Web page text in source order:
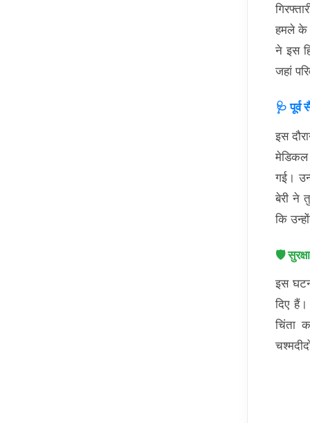
हमले के
ने इस
जहां
🩺 पूर्व
इस
मेडिकल
गई।
बेरी ने
कि
🛡️
इस
दिए
चिंता